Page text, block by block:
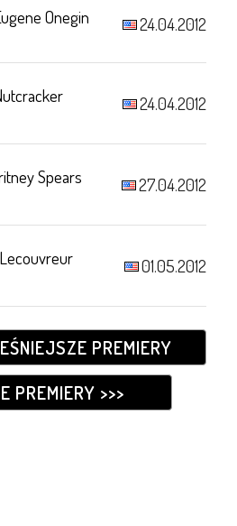
Onegin 24.04.2012
24.04.2012
Spears 27.04.2012
01.05.2012
PREMIERY
PREMIERY >>>